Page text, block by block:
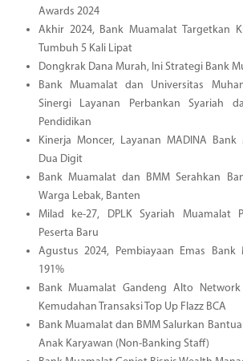
Awards 2024
Akhir 2024, Bank Muamalat Targetkan
Tumbuh 5 Kali Lipat
Dongkrak Dana Murah, Ini Strategi Bank
Bank Muamalat dan Universitas
Sinergi Layanan Perbankan Syariah
Pendidikan
Kinerja Moncer, Layanan MADINA Bank
Dua Digit
Bank Muamalat dan BMM Serahkan
Warga Lebak, Banten
Milad ke-27, DPLK Syariah Muamalat
Peserta Baru
Agustus 2024, Pembiayaan Emas Bank
191%
Bank Muamalat Gandeng Alto
Kemudahan Transaksi Top Up Flazz BCA
Bank Muamalat dan BMM Salurkan
Anak Karyawan (Non-Banking Staff)